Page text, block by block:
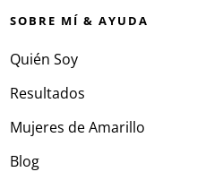
SOBRE MÍ & AYUDA
Quién Soy
Resultados
Mujeres de Amarillo
Blog